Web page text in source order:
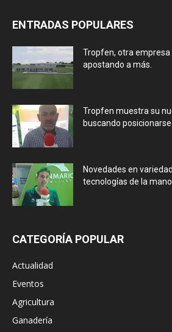
ENTRADAS POPULARES
Tropfen, otra
apostando a más.
Tropfen muestra su
buscando
Novedades en
tecnologías de la
CATEGORÍA POPULAR
Actualidad
Eventos
Agricultura
Ganadería